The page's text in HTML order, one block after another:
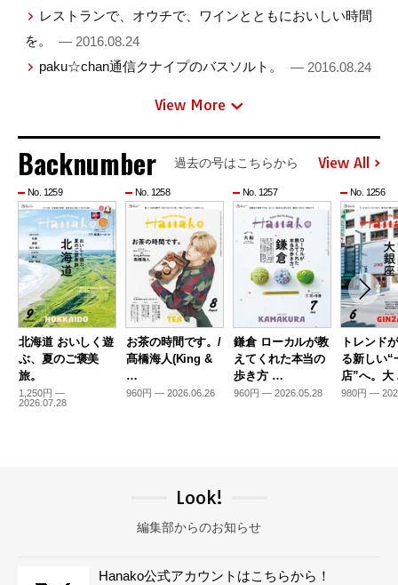
レストランで、オウチで、ワインとともにおいしい時間
を。
— 2016.08.24
paku☆chan通信クナイプのバスソルト。
— 2016.08.24
View More
Backnumber 過去の号はこちらから View All
No. 1259
北海道 おいしく遊
ぶ、夏のご褒美
旅。
1,250円 —
2026.07.28
No. 1258
お茶の時間です。/
髙橋海人(King &
…
960円 — 2026.06.26
No. 1257
鎌倉 ローカルが教
えてくれた本当の
歩き方 …
960円 — 2026.05.28
No. 1256
トレンド
る新しい“
店”へ。
980円 —
Look!
編集部からのお知らせ
Hanako公式アカウントはこちらから！